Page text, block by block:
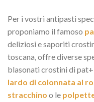
Per i vostri antipasti
proponiamo il famoso
deliziosi e saporiti
toscana, offre diverse
blasonati crostini di
lardo di colonnata al
stracchino o le